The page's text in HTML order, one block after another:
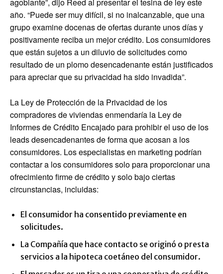
agobiante”, dijo Reed al presentar el tesina de ley este
año. “Puede ser muy difícil, si no inalcanzable, que una
grupo examine docenas de ofertas durante unos días y
positivamente reciba un mejor crédito. Los consumidores
que están sujetos a un diluvio de solicitudes como
resultado de un plomo desencadenante están justificados
para apreciar que su privacidad ha sido invadida”.
La Ley de Protección de la Privacidad de los
compradores de viviendas enmendaría la Ley de
Informes de Crédito Encajado para prohibir el uso de los
leads desencadenantes de forma que acosan a los
consumidores. Los especialistas en marketing podrían
contactar a los consumidores solo para proporcionar una
ofrecimiento firme de crédito y solo bajo ciertas
circunstancias, incluidas:
El consumidor ha consentido previamente en
solicitudes.
La Compañía que hace contacto se originó o presta
servicios a la hipoteca coetáneo del consumidor.